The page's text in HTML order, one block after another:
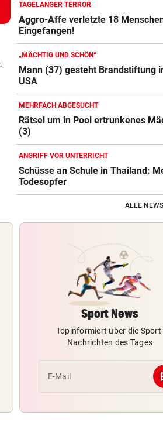
.
HARTWIG IN ST. PÖLTEN vor
Filmreife Rückkehr des
„Weltmeister-Sprosses“
TAGELANGER TERROR
Aggro-Affe verletzte 18
Eingefangen!
„MÄCHTIG UND SCHÖN“
Mann (37) gesteht Brandstiftung
USA
MEHRFACH ABGESUCHT
Rätsel um in Pool ertrunkenes
(3)
ANGRIFF VOR UNTERRICHT
Schüsse an Schule in Thailand:
Todesopfer
ALLE
Sport News
Topinformiert über die Sport-
Nachrichten des Tages
E-Mail